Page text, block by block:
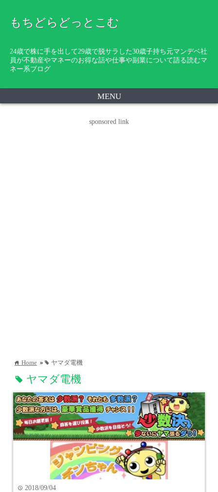
もちどらどっとこむ
24歳で株に手を出して29歳で脱サラした30歳子持ち元マンデベ社
員が不動産やマネーのお得な話や仕事や副業について語る読むマ
ネー系ブログ
MENU
sponsored link
home Home » tag ヤマダ電機
tag ヤマダ電機
time 2018/09/04